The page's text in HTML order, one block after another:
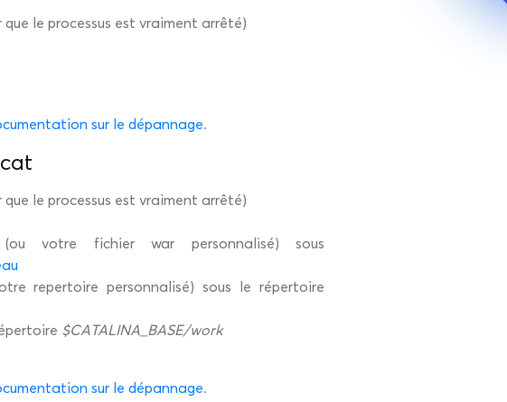
le processus est vraiment arrêté)
sur le dépannage.
le processus est vraiment arrêté)
votre fichier war personnalisé) sous
repertoire personnalisé) sous le répertoire
$CATALINA_BASE/work
sur le dépannage.